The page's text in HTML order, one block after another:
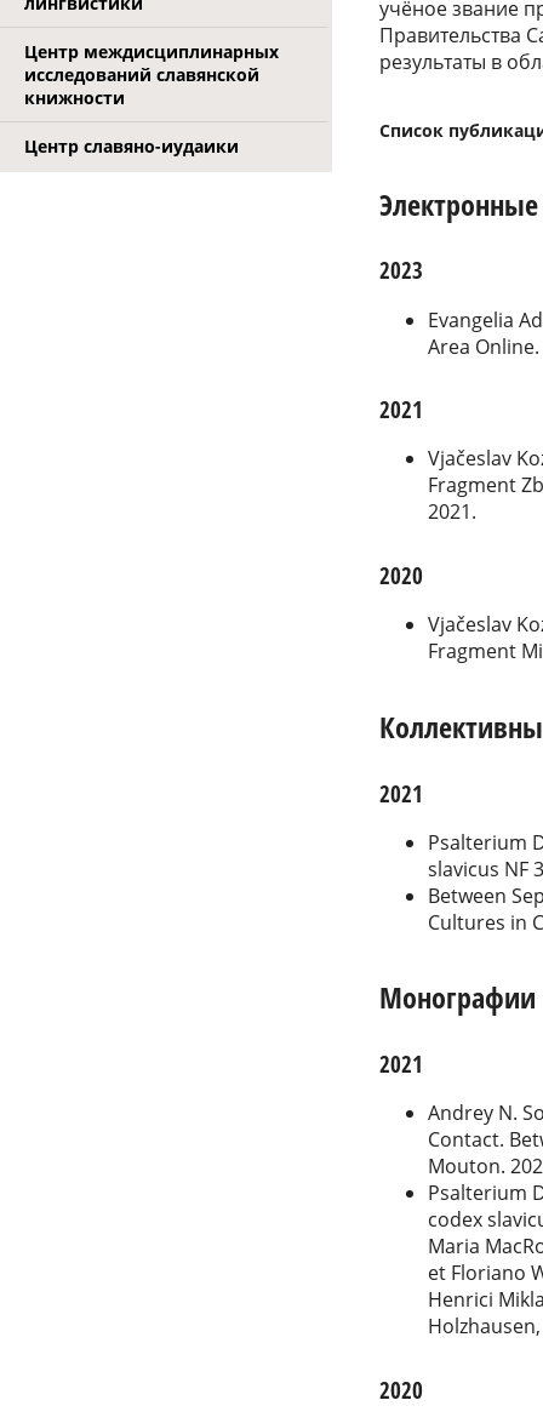
Центр междисциплинарных
исследований славянской
книжности
Центр славяно-иудаики
учёное звание
Правительства
результаты в
Список
2023
Evangelia
Area
2021
Vjačeslav
Fragment
2021.
2020
Vjačeslav
Fragment
2021
Psalterium
slavicus NF
Between
Cultures in
Монографии
2021
Andrey N.
Contact.
Mouton.
Psalterium
codex
Maria
et Floriano
Henrici
2020